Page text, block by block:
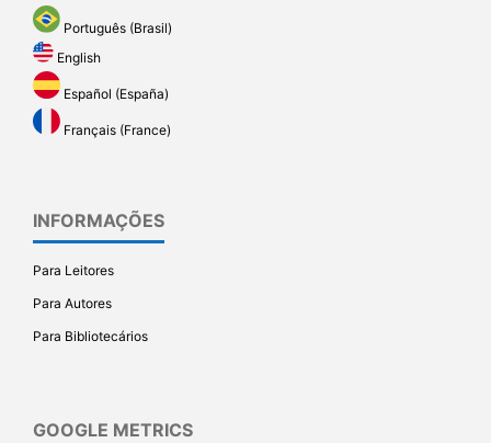
Português (Brasil)
English
Español (España)
Français (France)
INFORMAÇÕES
Para Leitores
Para Autores
Para Bibliotecários
GOOGLE METRICS